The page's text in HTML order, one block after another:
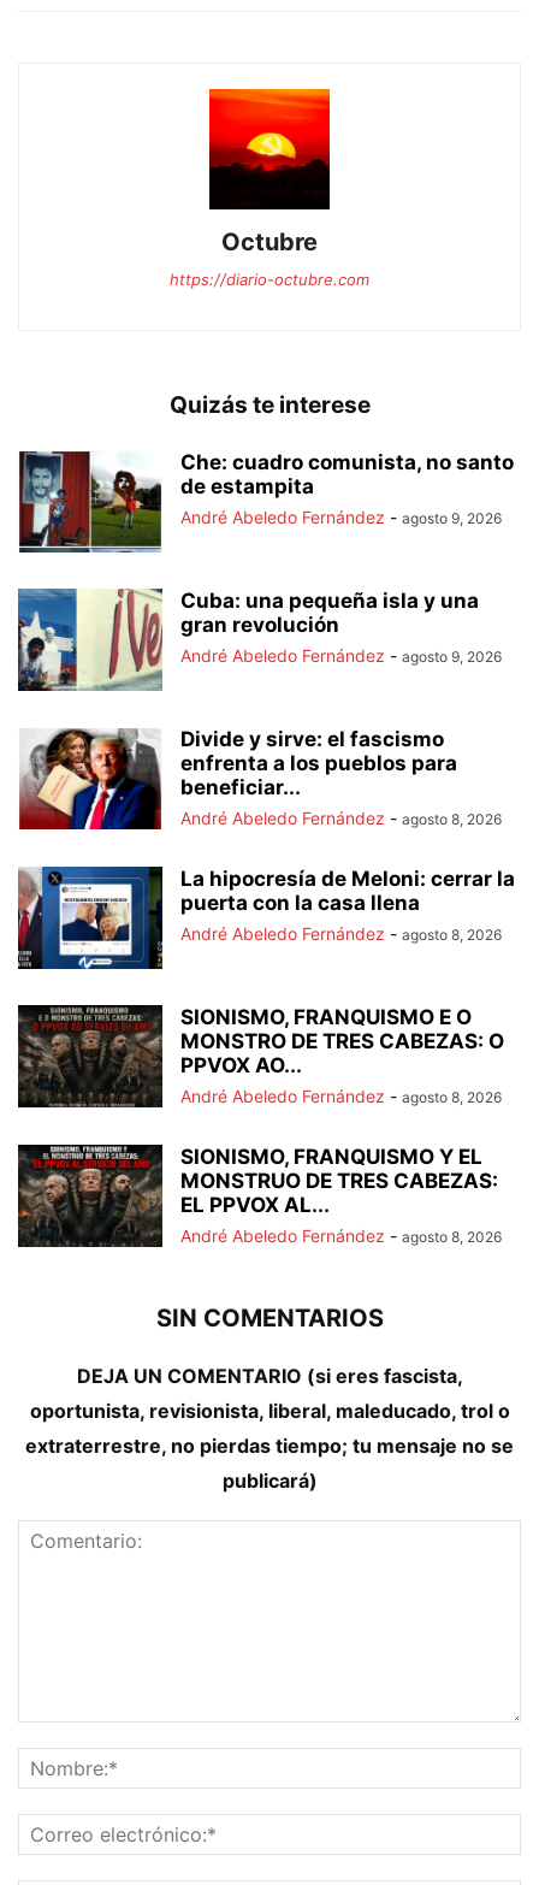
Octubre
https://diario-octubre.com
Quizás te interese
Che: cuadro comunista, no santo
de estampita
André Abeledo Fernández - agosto 9, 2026
Cuba: una pequeña isla y una
gran revolución
André Abeledo Fernández - agosto 9, 2026
Divide y sirve: el fascismo
enfrenta a los pueblos para
beneficiar...
André Abeledo Fernández - agosto 8, 2026
La hipocresía de Meloni: cerrar la
puerta con la casa llena
André Abeledo Fernández - agosto 8, 2026
SIONISMO, FRANQUISMO E O
MONSTRO DE TRES CABEZAS: O
PPVOX AO...
André Abeledo Fernández - agosto 8, 2026
SIONISMO, FRANQUISMO Y EL
MONSTRUO DE TRES CABEZAS:
EL PPVOX AL...
André Abeledo Fernández - agosto 8, 2026
SIN COMENTARIOS
DEJA UN COMENTARIO (si eres fascista,
oportunista, revisionista, liberal, maleducado, trol o
extraterrestre, no pierdas tiempo; tu mensaje no se
publicará)